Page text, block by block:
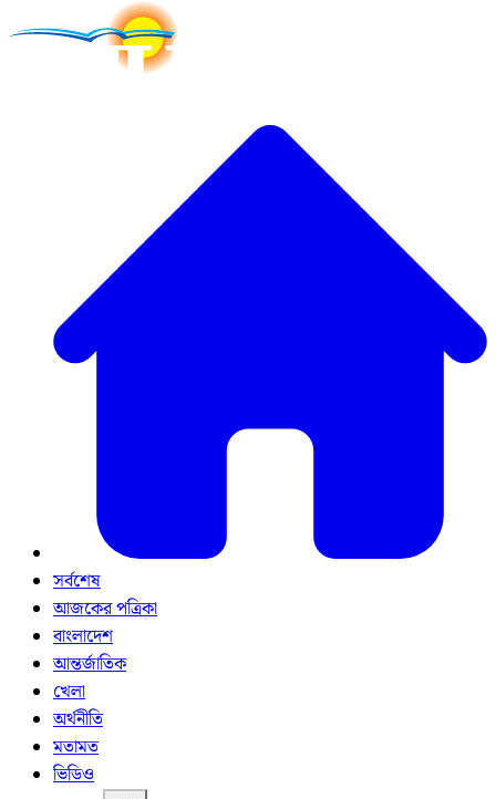
সর্বশেষ
আজকের পত্রিকা
বাংলাদেশ
আন্তর্জাতিক
খেলা
অর্থনীতি
মতামত
ভিডিও